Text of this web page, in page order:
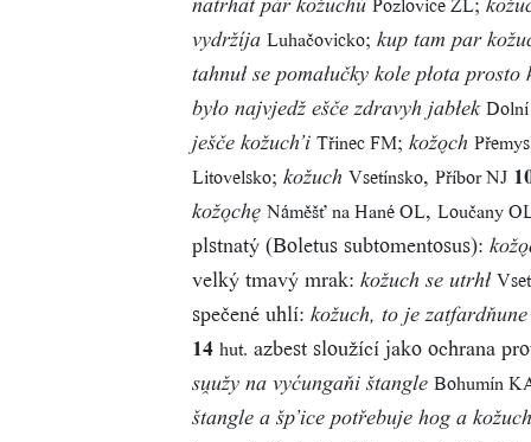
natrhat pár kožuchú Pozlovice ZL;
vydržíja Luhačovicko; kup tam par
tahnuł se pomałučky kole płota
było najvjedž ešče zdravyh jabłek Dolní
ješče kožuch’i Třinec FM; kožo̬ch
Litovelsko; kožuch Vsetínsko, Příbor NJ
kožo̬che̬ Náměšť na Hané OL, Loučany
plstnatý (Boletus subtomentosus):
velký tmavý mrak: kožuch se utrhł
spečené uhlí: kožuch, to je
14 hut. azbest sloužící jako ochrana
su̯užy na vyćungaňi štangle Bohumín
štangle a šp’ice potřebuje hog a kožuch